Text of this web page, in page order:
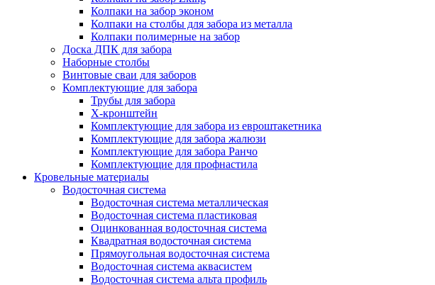
Колпаки на забор эконом
Колпаки на столбы для забора из металла
Колпаки полимерные на забор
Доска ДПК для забора
Наборные столбы
Винтовые сваи для заборов
Комплектующие для забора
Трубы для забора
Х-кронштейн
Комплектующие для забора из евроштакетника
Комплектующие для забора жалюзи
Комплектующие для забора Ранчо
Комплектующие для профнастила
Кровельные материалы
Водосточная система
Водосточная система металлическая
Водосточная система пластиковая
Оцинкованная водосточная система
Квадратная водосточная система
Прямоугольная водосточная система
Водосточная система аквасистем
Водосточная система альта профиль